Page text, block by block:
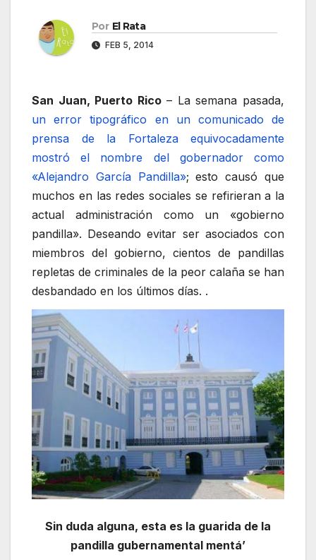
Por El Rata
FEB 5, 2014
San Juan, Puerto Rico– La semana pasada,
un error tipográfico en un comunicado de
prensa de la Fortaleza equivocadamente
mostró el nombre del gobernador como
«Alejandro García Pandilla»; esto causó que
muchos en las redes sociales se refirieran a la
actual administración como un «gobierno
pandilla». Deseando evitar ser asociados con
miembros del gobierno, cientos de pandillas
repletas de criminales de la peor calaña se han
desbandado en los últimos días. .
Sin duda alguna, esta es la guarida de la
pandilla gubernamental mentá’